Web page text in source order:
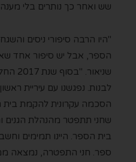
שש ואחר כך נותרים בלי
"היו הרבה סיפורי ניסים
הספר, אבל יש סיפור אחד
לבנות. נפגשנו עם עיריית
הסכמה עקרונית להקמת בית
שחני תתפטר מהנהלת הגנים
בית הספר. היינו תמימים
ספר. חני התפטרה, נמצאה